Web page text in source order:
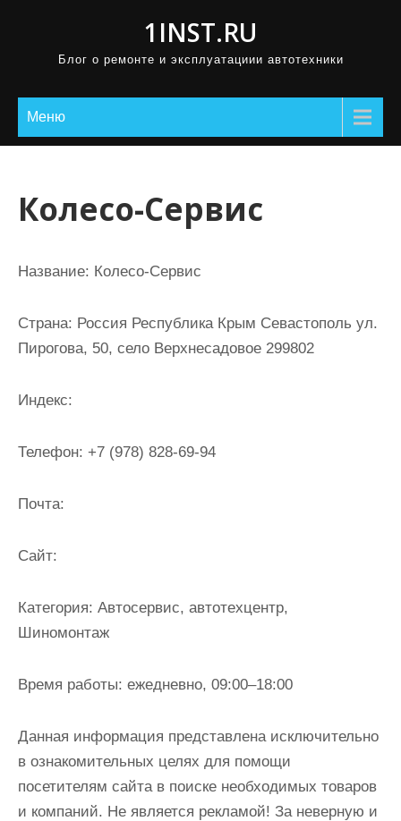
1INST.RU
Блог о ремонте и эксплуатациии автотехники
Меню
Колесо-Сервис
Название: Колесо-Сервис
Страна: Россия Республика Крым Севастополь ул.
Пирогова, 50, село Верхнесадовое 299802
Индекс:
Телефон: +7 (978) 828-69-94
Почта:
Cайт:
Категория: Автосервис, автотехцентр,
Шиномонтаж
Время работы: ежедневно, 09:00–18:00
Данная информация представлена исключительно
в ознакомительных целях для помощи
посетителям сайта в поиске необходимых товаров
и компаний. Не является рекламой! За неверную и